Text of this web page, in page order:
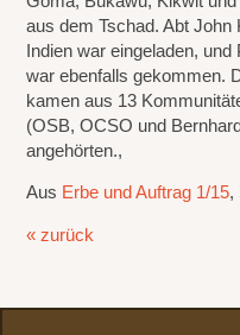
aus dem Tschad. Abt
Indien war eingeladen,
war ebenfalls gekommen.
kamen aus 13
(OSB, OCSO und
angehörten.,
Aus Erbe und Auftrag 1/15,
« zurück